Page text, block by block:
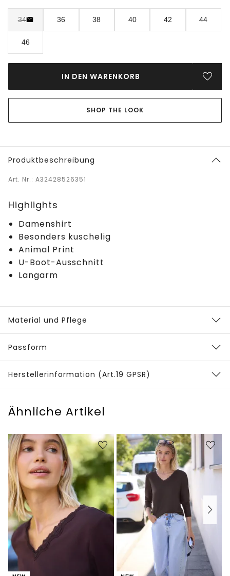
34 36 38 40 42 44
46
IN DEN WARENKORB
SHOP THE LOOK
Produktbeschreibung
Art. Nr.: A32428526351
Highlights
Damenshirt
Besonders kuschelig
Animal Print
U-Boot-Ausschnitt
Langarm
Material und Pflege
Passform
Herstellerinformation (Art.19 GPSR)
Ähnliche Artikel